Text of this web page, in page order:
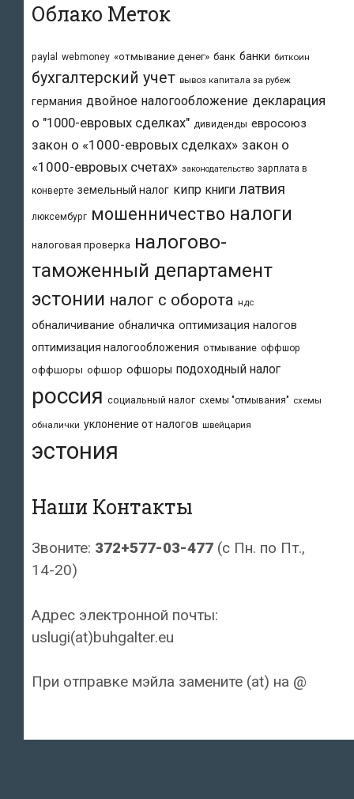
Облако Меток
paylal webmoney «отмывание денег» банк банки биткоин
бухгалтерский учет вывоз капитала за рубеж
германия двойное налогообложение декларация
о "1000-евровых сделках" дивиденды евросоюз
закон о «1000-евровых сделках» закон о
«1000-евровых счетах» законодательство зарплата в
конверте земельный налог кипр книги латвия
люксембург мошенничество налоги
налоговая проверка налогово-
таможенный департамент
эстонии налог с оборота ндс
обналичивание обналичка оптимизация налогов
оптимизация налогообложения отмывание оффшор
оффшоры офшор офшоры подоходный налог
россия социальный налог схемы "отмывания" схемы
обналички уклонение от налогов швейцария
эстония
Наши Контакты
Звоните: 372+577-03-477 (с Пн. по Пт.,
14-20)
Адрес электронной почты:
uslugi(at)buhgalter.eu
При отправке мэйла замените (at) на @